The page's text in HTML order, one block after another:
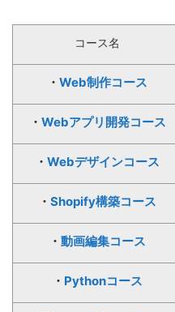
コース名
・ Web制作コース
・ Webアプリ開発コース
・ Webデザインコース
・ Shopify構築コース
・ 動画編集コース
・ Pythonコース